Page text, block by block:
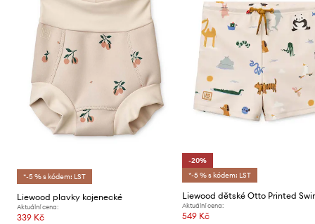
*-5 % s kódem: LST
Liewood plavky kojenecké
Aktuální cena:
339 Kč
-20%
*-5 % s kódem: LST
Aktuální cena:
549 Kč